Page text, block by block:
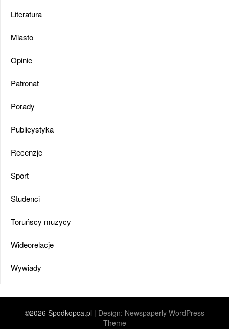
Literatura
Miasto
Opinie
Patronat
Porady
Publicystyka
Recenzje
Sport
Studenci
Toruńscy muzycy
Wideorelacje
Wywiady
©2026 Spodkopca.pl | Design: Newspaperly WordPress
Theme